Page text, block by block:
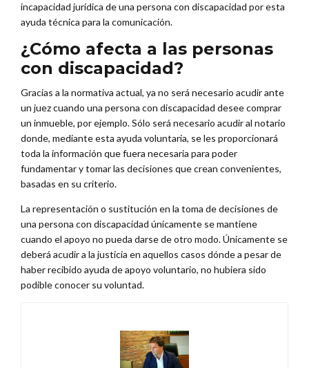
incapacidad jurídica de una persona con discapacidad por esta
ayuda técnica para la comunicación.
¿Cómo afecta a las personas
con discapacidad?
Gracias a la normativa actual, ya no será necesario acudir ante
un juez cuando una persona con discapacidad desee comprar
un inmueble, por ejemplo. Sólo será necesario acudir al notario
donde, mediante esta ayuda voluntaria, se les proporcionará
toda la información que fuera necesaria para poder
fundamentar y tomar las decisiones que crean convenientes,
basadas en su criterio.
La representación o sustitución en la toma de decisiones de
una persona con discapacidad únicamente se mantiene
cuando el apoyo no pueda darse de otro modo. Únicamente se
deberá acudir a la justicia en aquellos casos dónde a pesar de
haber recibido ayuda de apoyo voluntario, no hubiera sido
podible conocer su voluntad.